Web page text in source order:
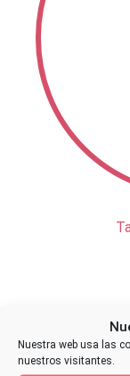
Nuestra web usa las
nuestros visitantes.
Contacta conmigo